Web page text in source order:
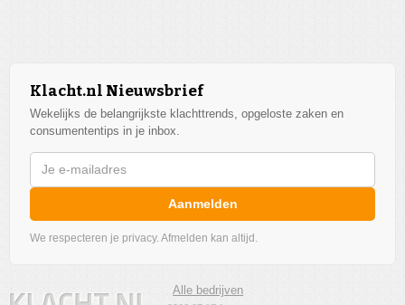
Klacht.nl Nieuwsbrief
Wekelijks de belangrijkste klachttrends, opgeloste zaken en
consumententips in je inbox.
Aanmelden
We respecteren je privacy. Afmelden kan altijd.
Alle bedrijven